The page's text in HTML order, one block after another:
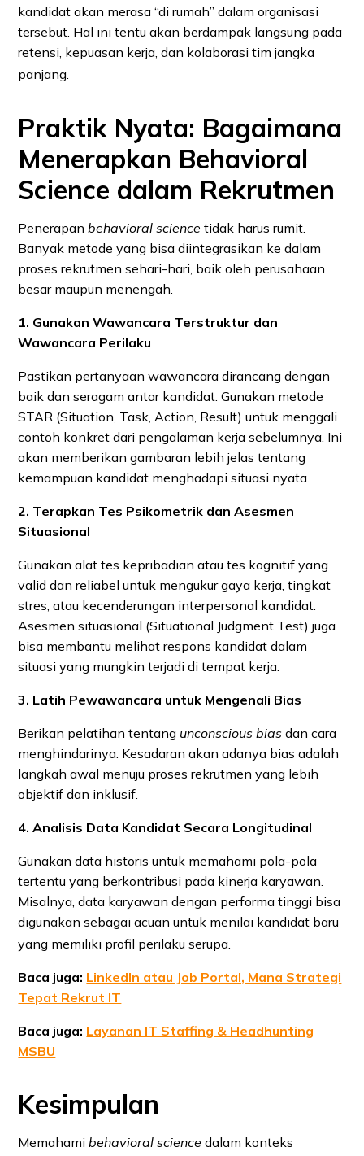
kandidat akan merasa “di rumah” dalam organisasi
tersebut. Hal ini tentu akan berdampak langsung pada
retensi, kepuasan kerja, dan kolaborasi tim jangka
panjang.
Praktik Nyata: Bagaimana
Menerapkan Behavioral
Science dalam Rekrutmen
Penerapanbehavioral science tidak harus rumit.
Banyak metode yang bisa diintegrasikan ke dalam
proses rekrutmen sehari-hari, baik oleh perusahaan
besar maupun menengah.
1. Gunakan Wawancara Terstruktur dan
Wawancara Perilaku
Pastikan pertanyaan wawancara dirancang dengan
baik dan seragam antar kandidat. Gunakan metode
STAR (Situation, Task, Action, Result) untuk menggali
contoh konkret dari pengalaman kerja sebelumnya. Ini
akan memberikan gambaran lebih jelas tentang
kemampuan kandidat menghadapi situasi nyata.
2. Terapkan Tes Psikometrik dan Asesmen
Situasional
Gunakan alat tes kepribadian atau tes kognitif yang
valid dan reliabel untuk mengukur gaya kerja, tingkat
stres, atau kecenderungan interpersonal kandidat.
Asesmen situasional (Situational Judgment Test) juga
bisa membantu melihat respons kandidat dalam
situasi yang mungkin terjadi di tempat kerja.
3. Latih Pewawancara untuk Mengenali Bias
Berikan pelatihan tentang unconscious bias dan cara
menghindarinya. Kesadaran akan adanya bias adalah
langkah awal menuju proses rekrutmen yang lebih
objektif dan inklusif.
4. Analisis Data Kandidat Secara Longitudinal
Gunakan data historis untuk memahami pola-pola
tertentu yang berkontribusi pada kinerja karyawan.
Misalnya, data karyawan dengan performa tinggi bisa
digunakan sebagai acuan untuk menilai kandidat baru
yang memiliki profil perilaku serupa.
Baca juga: LinkedIn atau Job Portal, Mana Strategi
Tepat Rekrut IT
Baca juga: Layanan IT Staffing & Headhunting
MSBU
Kesimpulan
Memahamibehavioral science dalam konteks